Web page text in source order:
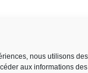
nous utilisons
aux informations